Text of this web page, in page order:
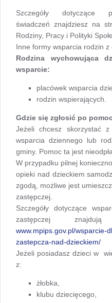
Szczegóły dotyczące
świadczeń znajdziesz na
Rodziny, Pracy i Polityki
Inne formy wsparcia rodzin z
Rodzina wychowująca
wsparcie:
placówek wsparcia
rodzin wspierających.
Gdzie się zgłosić po
Jeżeli chcesz skorzystać
wsparcia dziennego lub
gminy. Pomoc ta jest
W przypadku pilnej
opieki nad dzieckiem
zgodą, możliwe jest
zastępczej.
Szczegóły dotyczące
zastępczej
www.mpips.gov.pl/wsparcie-
zastepcza-nad-dzieckiem/
Jeżeli posiadasz dzieci w
z:
żłobka,
klubu dziecięcego,